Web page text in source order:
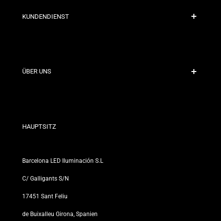
KUNDENDIENST
Kontakt
ÜBER UNS
Unsere Geschäfte
HAUPTSITZ
Barcelona LED Iluminación S.L
C/ Galligants S/N
17451 Sant Feliu
de Buixalleu Girona, Spanien